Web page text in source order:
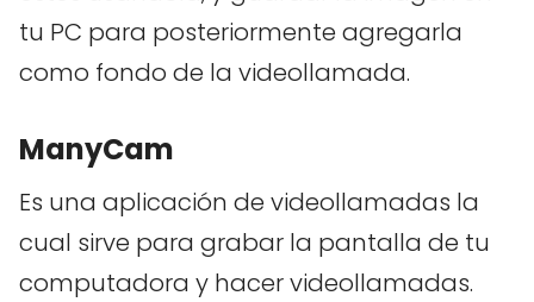
tu PC para posteriormente agregarla
como fondo de la videollamada.
ManyCam
Es una aplicación de videollamadas la
cual sirve para grabar la pantalla de tu
computadora y hacer videollamadas.